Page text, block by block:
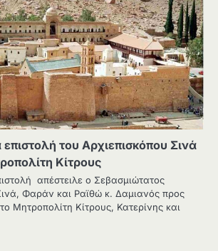
επιστολή του Αρχιεπισκόπου Σινά
Κίτρους
απέστειλε ο Σεβασμιώτατος
Φαράν και Ραϊθώ κ. Δαμιανός προς
Μητροπολίτη Κίτρους, Κατερίνης και